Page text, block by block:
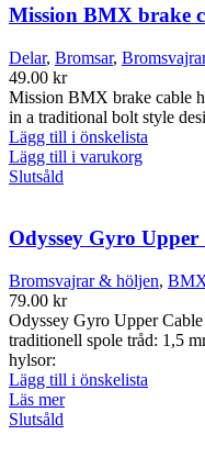
har
flera
varianter.
De
olika
alternativen
kan
väljas
på
Mission BMX brake
Delar, Bromsar,
49.00 kr
Mission BMX brake cable
in a traditional bolt style
Lägg till i önskelista
Lägg till i varukorg
Slutsåld
Odyssey Gyro Upper
Bromsvajrar & höljen,
79.00 kr
Odyssey Gyro Upper
traditionell spole tråd: 1,5
hylsor:
Lägg till i önskelista
Läs mer
Slutsåld